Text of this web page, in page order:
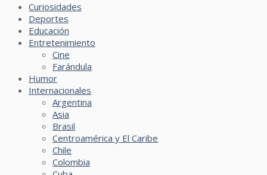
Curiosidades
Deportes
Educación
Entretenimiento
Cine
Farándula
Humor
Internacionales
Argentina
Asia
Brasil
Centroamérica y El Caribe
Chile
Colombia